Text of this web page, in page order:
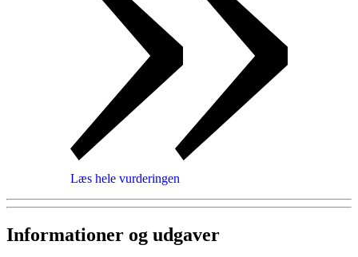
Læs hele vurderingen
Informationer og udgaver